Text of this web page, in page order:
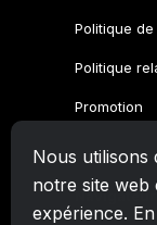
Nous utilisons
notre site web
expérience.
Politique
Politique
Promotion
Famille
Navigateur